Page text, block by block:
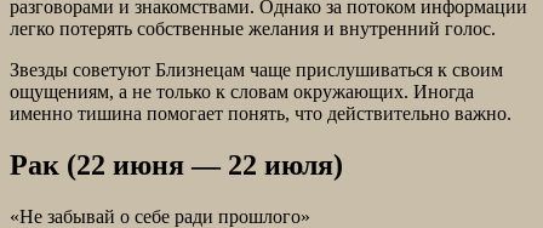
разговорами и знакомствами. Однако за потоком информации
легко потерять собственные желания и внутренний голос.
Звезды советуют Близнецам чаще прислушиваться к своим
ощущениям, а не только к словам окружающих. Иногда
именно тишина помогает понять, что действительно важно.
Рак (22 июня — 22 июля)
«Не забывай о себе ради прошлого»